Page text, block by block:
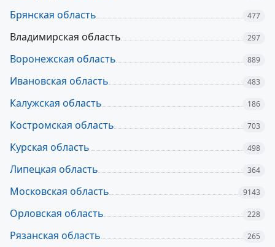
Брянская область 477
Владимирская область 297
Воронежская область 889
Ивановская область 483
Калужская область 186
Костромская область 703
Курская область 498
Липецкая область 364
Московская область 9143
Орловская область 228
Рязанская область 265